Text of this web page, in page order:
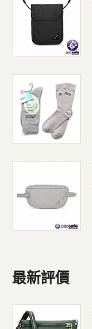
最新評價